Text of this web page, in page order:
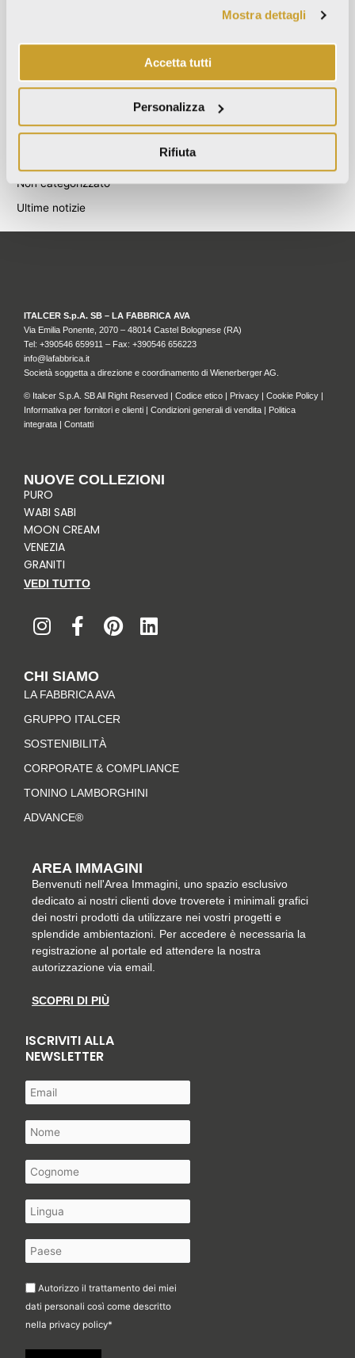
Mostra dettagli
Accetta tutti
Personalizza
Rifiuta
Novembre 2019
Settembre 2019
Categories
Non categorizzato
Ultime notizie
ITALCER S.p.A. SB – LA FABBRICA AVA
Via Emilia Ponente, 2070 – 48014 Castel Bolognese (RA)
Tel: +390546 659911 – Fax: +390546 656223
info@lafabbrica.it
Società soggetta a direzione e coordinamento di Wienerberger AG.
© Italcer S.p.A. SB All Right Reserved | Codice etico | Privacy | Cookie Policy |
Informativa per fornitori e clienti | Condizioni generali di vendita | Politica
integrata | Contatti
NUOVE COLLEZIONI
PURO
WABI SABI
MOON CREAM
VENEZIA
GRANITI
VEDI TUTTO
n
s
a
g
r
a
m
a
c
b
o
o
k
-
f
i
n
r
e
t
i
n
CHI SIAMO
LA FABBRICA AVA
GRUPPO ITALCER
SOSTENIBILITÀ
CORPORATE & COMPLIANCE
TONINO LAMBORGHINI
ADVANCE®
AREA IMMAGINI
Benvenuti nell'Area Immagini, uno spazio esclusivo
dedicato ai nostri clienti dove troverete i minimali grafici
dei nostri prodotti da utilizzare nei vostri progetti e
splendide ambientazioni. Per accedere è necessaria la
registrazione al portale ed attendere la nostra
autorizzazione via email.
SCOPRI DI PIÙ
ISCRIVITI ALLA
NEWSLETTER
Autorizzo il trattamento dei miei
dati personali così come descritto
nella privacy policy*